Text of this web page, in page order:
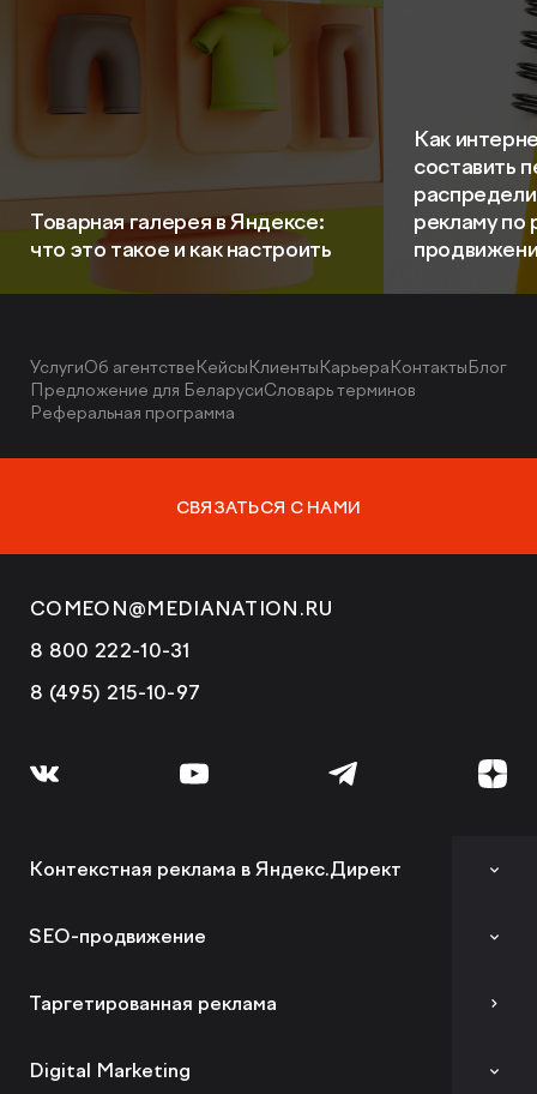
Товарная галерея в Яндексе:
что это такое и как настроить
Как
составить
рекламу по
УслугиОб агентствеКейсыКлиентыКарьераКонтактыБлог
Предложение для БеларусиСловарь терминов
Реферальная программа
СВЯЗАТЬСЯ С НАМИ
COMEON@MEDIANATION.RU
8 800 222-10-31
8 (495) 215-10-97
Контекстная реклама в Яндекс.Директ
Аудит контекстной рекламы
SEO-продвижение
SEO-аудит сайта
Таргетированная реклама
Digital Marketing